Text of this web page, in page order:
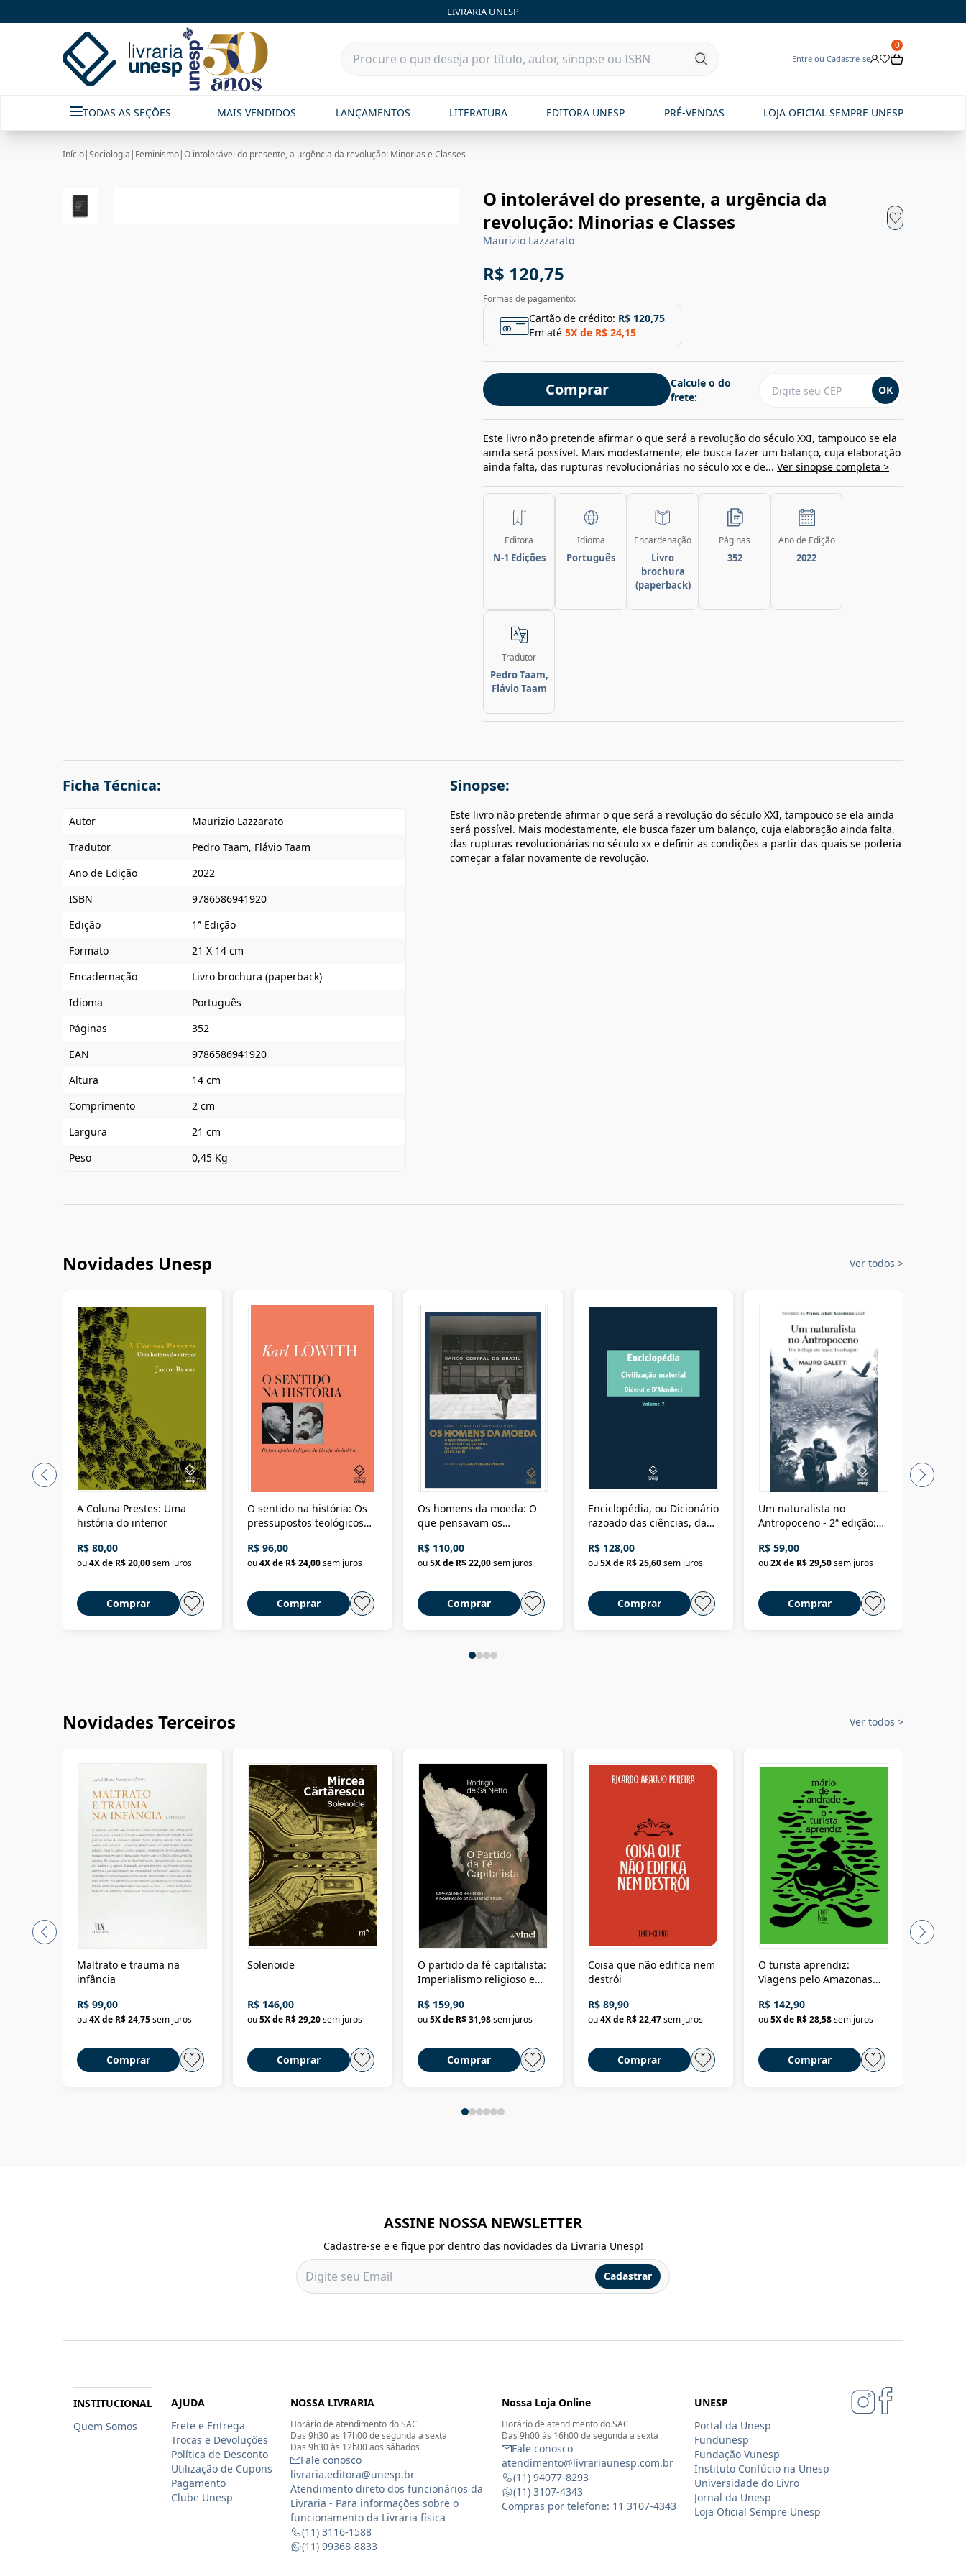
LIVRARIA UNESP
Entre ou Cadastre-se
0
TODAS AS SEÇÕES MAIS VENDIDOS LANÇAMENTOS LITERATURA EDITORA UNESP PRÉ-VENDAS LOJA OFICIAL SEMPRE UNESP
Início|Sociologia | Feminismo|O intolerável do presente, a urgência da revolução: Minorias e Classes
O intolerável do presente, a urgência da
revolução: Minorias e Classes
Maurizio Lazzarato
R$ 120,75
Formas de pagamento:
Cartão de crédito: R$ 120,75
Em até 5X de R$ 24,15
Comprar
Calcule o do
frete:
OK
Este livro não pretende afirmar o que será a revolução do século XXI, tampouco se ela
ainda será possível. Mais modestamente, ele busca fazer um balanço, cuja elaboração
ainda falta, das rupturas revolucionárias no século xx e de... Ver sinopse completa >
Editora
N-1 Edições
Idioma
Português
Encardenação
Livro
brochura
(paperback)
Páginas
352
Ano de Edição
2022
Tradutor
Pedro Taam,
Flávio Taam
Ficha Técnica:
Autor
Maurizio Lazzarato
Tradutor
Pedro Taam, Flávio Taam
Ano de Edição
2022
ISBN
9786586941920
Edição
1ª Edição
Formato
21 X 14 cm
Encadernação
Livro brochura (paperback)
Idioma
Português
Páginas
352
EAN
9786586941920
Altura
14 cm
Comprimento
2 cm
Largura
21 cm
Peso
0,45 Kg
Sinopse:
Este livro não pretende afirmar o que será a revolução do século XXI, tampouco se ela ainda
será possível. Mais modestamente, ele busca fazer um balanço, cuja elaboração ainda falta,
das rupturas revolucionárias no século xx e definir as condições a partir das quais se poderia
começar a falar novamente de revolução.
Novidades Unesp Ver todos >
A Coluna Prestes: Uma
história do interior
R$ 80,00
ou4X de R$ 20,00sem juros
Comprar
O sentido na história: Os
pressupostos teológicos
R$ 96,00
ou4X de R$ 24,00sem juros
Comprar
Os homens da moeda: O
que pensavam os
Nova República (1985-
2018)
R$ 110,00
ou5X de R$ 22,00sem juros
Comprar
Enciclopédia, ou Dicionário
razoado das ciências, das
Civilização material
R$ 128,00
ou5X de R$ 25,60sem juros
Comprar
Um naturalista no
Antropoceno - 2ª edição:
selvagem
R$ 59,00
ou2X de R$ 29,50sem juros
Comprar
Novidades Terceiros Ver todos >
Maltrato e trauma na
infância
R$ 99,00
ou4X de R$ 24,75sem juros
Comprar
Solenoide
R$ 146,00
ou5X de R$ 29,20sem juros
Comprar
O partido da fé capitalista:
Imperialismo religioso e
Brasil
R$ 159,90
ou5X de R$ 31,98sem juros
Comprar
Coisa que não edifica nem
destrói
R$ 89,90
ou4X de R$ 22,47sem juros
Comprar
O turista aprendiz:
Viagens pelo Amazonas
até a Bolívia e por Marajó
até dizer chega
R$ 142,90
ou5X de R$ 28,58sem juros
Comprar
ASSINE NOSSA NEWSLETTER
Cadastre-se e e fique por dentro das novidades da Livraria Unesp!
Cadastrar
INSTITUCIONAL
Quem Somos
AJUDA
Frete e Entrega
Trocas e Devoluções
Política de Desconto
Utilização de Cupons
Pagamento
Clube Unesp
NOSSA LIVRARIA
Horário de atendimento do SAC
Das 9h30 às 17h00 de segunda a sexta
Das 9h30 às 12h00 aos sábados
Fale conosco
livraria.editora@unesp.br
Atendimento direto dos funcionários da
Livraria - Para informações sobre o
funcionamento da Livraria física
(11) 3116-1588
(11) 99368-8833
Nossa Loja Online
Horário de atendimento do SAC
Das 9h00 às 16h00 de segunda a sexta
Fale conosco
atendimento@livrariaunesp.com.br
(11) 94077-8293
(11) 3107-4343
Compras por telefone: 11 3107-4343
UNESP
Portal da Unesp
Fundunesp
Fundação Vunesp
Instituto Confúcio na Unesp
Universidade do Livro
Jornal da Unesp
Loja Oficial Sempre Unesp